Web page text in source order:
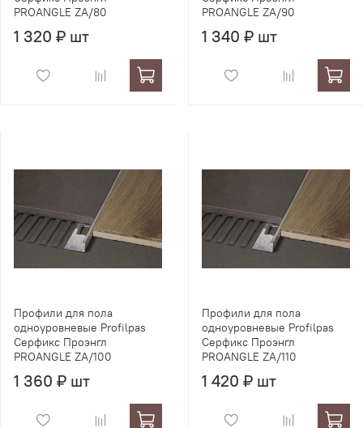
PROANGLE ZA/80
1 320 ₽ шт
PROANGLE ZA/90
1 340 ₽ шт
Профили для пола
одноуровневые Profilpas
Серфикс Проэнгл
PROANGLE ZA/100
1 360 ₽ шт
Профили для пола
одноуровневые Profilpas
Серфикс Проэнгл
PROANGLE ZA/110
1 420 ₽ шт